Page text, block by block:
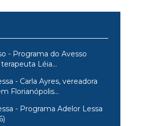
- Programa do Avesso
Léia...
- Carla Ayres, vereadora
Florianópolis...
- Programa Adelor Lessa